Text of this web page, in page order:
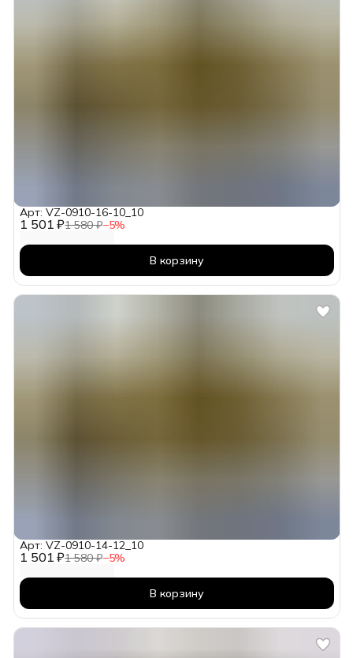
1 501 ₽1 580 ₽−5%
Арт: VZ-0910-16-10_10
В корзину
1 501 ₽1 580 ₽−5%
Арт: VZ-0910-14-12_10
В корзину